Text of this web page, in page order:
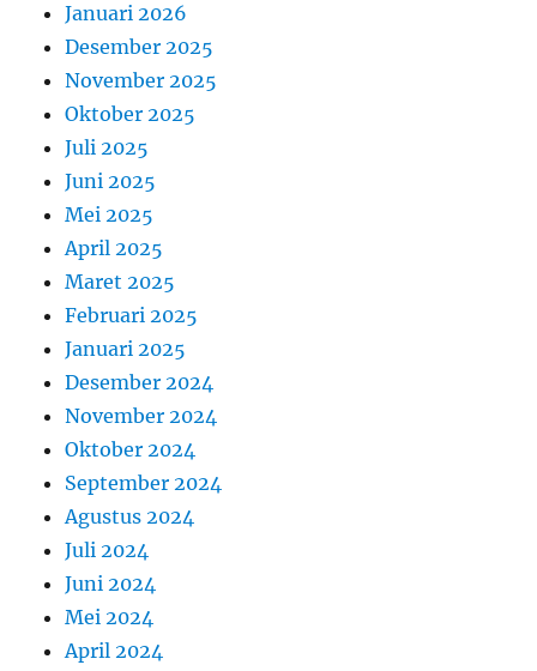
Januari 2026
Desember 2025
November 2025
Oktober 2025
Juli 2025
Juni 2025
Mei 2025
April 2025
Maret 2025
Februari 2025
Januari 2025
Desember 2024
November 2024
Oktober 2024
September 2024
Agustus 2024
Juli 2024
Juni 2024
Mei 2024
April 2024